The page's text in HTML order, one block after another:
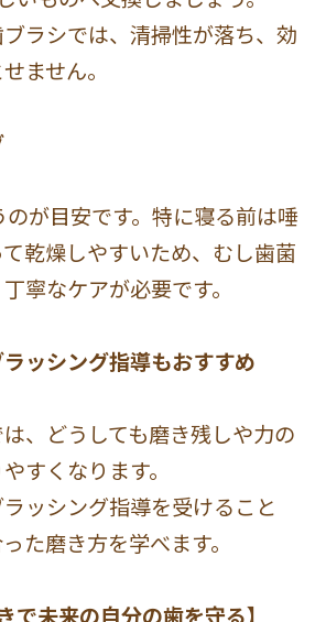
ラシでは、清掃性が落ち、効
ません。
が目安です。特に寝る前は唾
乾燥しやすいため、むし歯菌
寧なケアが必要です。
ッシング指導もおすすめ
、どうしても磨き残しや力の
すくなります。
ッシング指導を受けること
た磨き方を学べます。
で未来の自分の歯を守る】